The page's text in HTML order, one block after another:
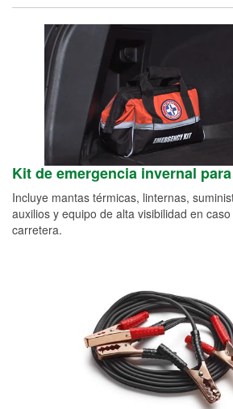
Kit de emergencia invernal
Incluye mantas térmicas, linternas,
auxilios y equipo de alta visibilidad en
carretera.